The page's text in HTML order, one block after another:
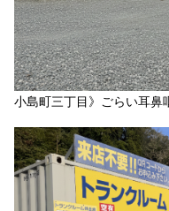
小島町三丁目》ごらい耳鼻